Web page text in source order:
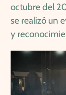
octubre del
se realizó un
y